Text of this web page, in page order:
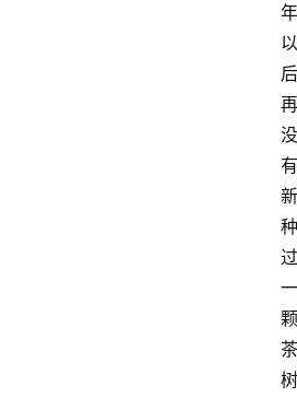
年
以
后
再
没
有
新
种
过
一
颗
茶
树